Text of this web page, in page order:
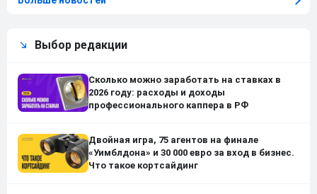
Выбор редакции
Сколько можно заработать на ставках в
2026 году: расходы и доходы
профессионального каппера в РФ
Двойная игра, 75 агентов на финале
«Уимблдона» и 30 000 евро за вход в бизнес.
Что такое кортсайдинг